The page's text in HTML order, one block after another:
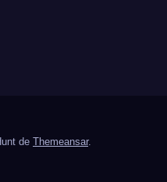
de Themeansar.